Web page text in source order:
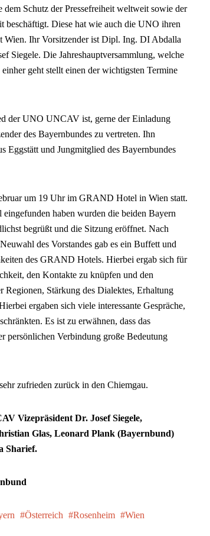
Schutz der Pressefreiheit weltweit sowie der
beschäftigt. Diese hat wie auch die UNO ihren
Wien. Ihr Vorsitzender ist Dipl. Ing. DI Abdalla
Siegele. Die Jahreshauptversammlung, welche
geht stellt einen der wichtigsten Termine
der UNO UNCAV ist, gerne der Einladung
des Bayernbundes zu vertreten. Ihn
Eggstätt und Jungmitglied des Bayernbundes
um 19 Uhr im GRAND Hotel in Wien statt.
haben wurden die beiden Bayern
begrüßt und die Sitzung eröffnet. Nach
des Vorstandes gab es ein Buffett und
des GRAND Hotels. Hierbei ergab sich für
den Kontakte zu knüpfen und den
Stärkung des Dialektes, Erhaltung
ergaben sich viele interessante Gespräche,
Es ist zu erwähnen, dass das
persönlichen Verbindung große Bedeutung
zufrieden zurück in den Chiemgau.
Vizepräsident Dr. Josef Siegele,
Glas, Leonard Plank (Bayernbund)
Sharief.
Österreich Rosenheim Wien